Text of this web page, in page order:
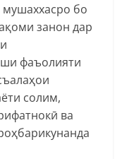
бо
занон дар
фаъолияти
солим,
ва